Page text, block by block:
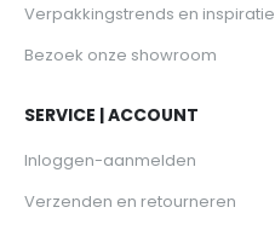
Verpakkingstrends en inspiratie
Bezoek onze showroom
SERVICE | ACCOUNT
Inloggen-aanmelden
Verzenden en retourneren